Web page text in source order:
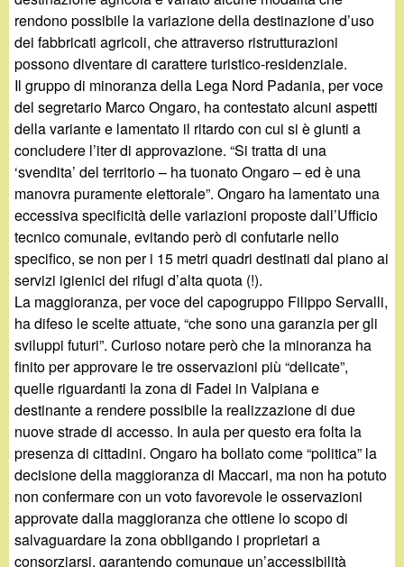
rendono possibile la variazione della destinazione d’uso
dei fabbricati agricoli, che attraverso ristrutturazioni
possono diventare di carattere turistico-residenziale.
Il gruppo di minoranza della Lega Nord Padania, per voce
del segretario Marco Ongaro, ha contestato alcuni aspetti
della variante e lamentato il ritardo con cui si è giunti a
concludere l’iter di approvazione. “Si tratta di una
‘svendita’ del territorio – ha tuonato Ongaro – ed è una
manovra puramente elettorale”. Ongaro ha lamentato una
eccessiva specificità delle variazioni proposte dall’Ufficio
tecnico comunale, evitando però di confutarle nello
specifico, se non per i 15 metri quadri destinati dal piano ai
servizi igienici dei rifugi d’alta quota (!).
La maggioranza, per voce del capogruppo Filippo Servalli,
ha difeso le scelte attuate, “che sono una garanzia per gli
sviluppi futuri”. Curioso notare però che la minoranza ha
finito per approvare le tre osservazioni più “delicate”,
quelle riguardanti la zona di Fadei in Valpiana e
destinante a rendere possibile la realizzazione di due
nuove strade di accesso. In aula per questo era folta la
presenza di cittadini. Ongaro ha bollato come “politica” la
decisione della maggioranza di Maccari, ma non ha potuto
non confermare con un voto favorevole le osservazioni
approvate dalla maggioranza che ottiene lo scopo di
salvaguardare la zona obbligando i proprietari a
consorziarsi, garantendo comunque un’accessibilità